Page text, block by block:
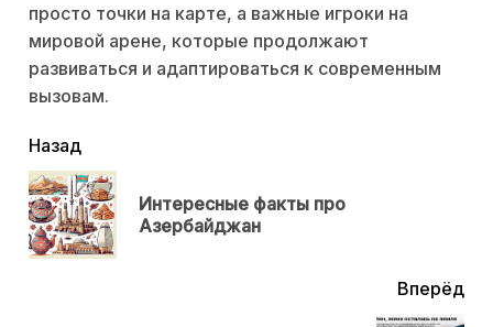
просто точки на карте, а важные игроки на
мировой арене, которые продолжают
развиваться и адаптироваться к современным
вызовам.
читать
еще
Назад
Интересные факты про
Азербайджан
Вперёд